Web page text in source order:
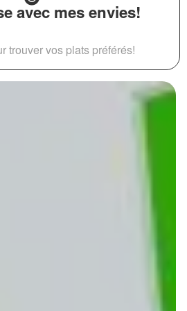
avec mes envies!
trouver vos plats préférés!